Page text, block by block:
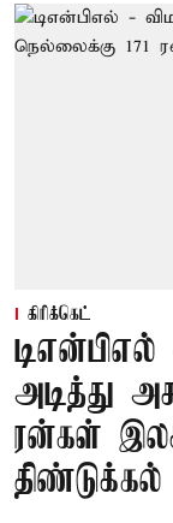
கிரிக்கெட்
அடித்து
ரன்கள்
திண்டுக்கல்